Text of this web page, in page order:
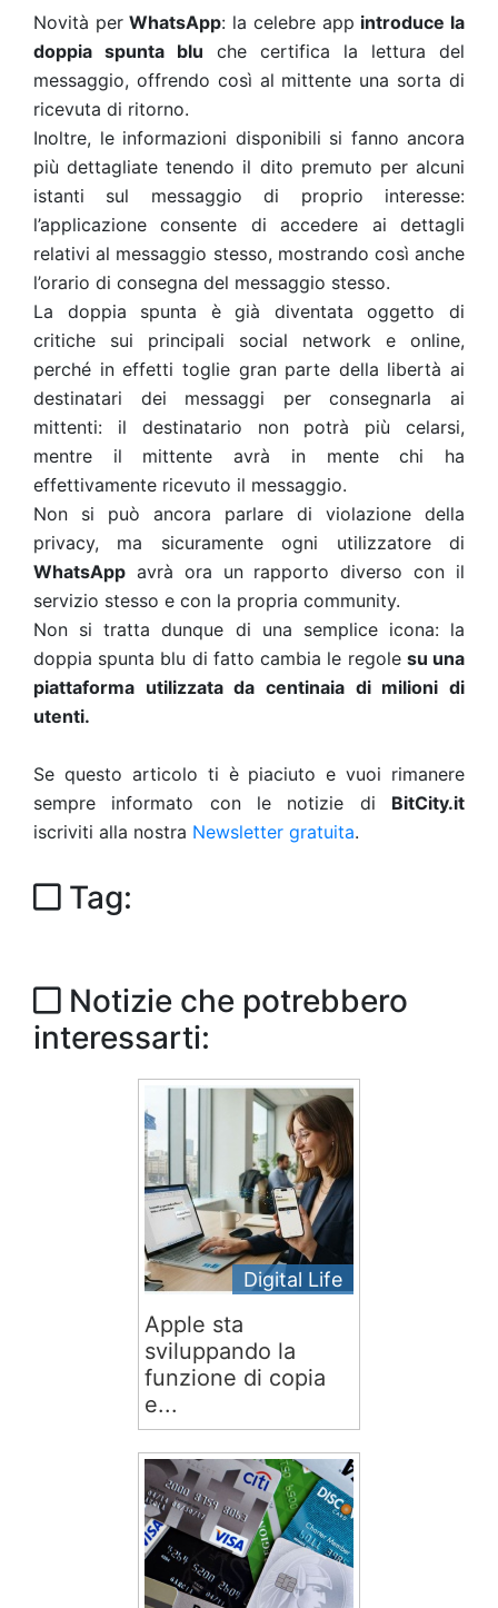
Novità perWhatsApp: la celebre app introduce la
doppia spunta blu che certifica la lettura del
messaggio, offrendo così al mittente una sorta di
ricevuta di ritorno.
Inoltre, le informazioni disponibili si fanno ancora
più dettagliate tenendo il dito premuto per alcuni
istanti sul messaggio di proprio interesse:
l’applicazione consente di accedere ai dettagli
relativi al messaggio stesso, mostrando così anche
l’orario di consegna del messaggio stesso.
La doppia spunta è già diventata oggetto di
critiche sui principali social network e online,
perché in effetti toglie gran parte della libertà ai
destinatari dei messaggi per consegnarla ai
mittenti: il destinatario non potrà più celarsi,
mentre il mittente avrà in mente chi ha
effettivamente ricevuto il messaggio.
Non si può ancora parlare di violazione della
privacy, ma sicuramente ogni utilizzatore di
WhatsApp avrà ora un rapporto diverso con il
servizio stesso e con la propria community.
Non si tratta dunque di una semplice icona: la
doppia spunta blu di fatto cambia le regole su una
piattaforma utilizzata da centinaia di milioni di
utenti.
Se questo articolo ti è piaciuto e vuoi rimanere
sempre informato con le notizie di BitCity.it
iscriviti alla nostra Newsletter gratuita.
Tag:
Notizie che potrebbero
interessarti:
Digital Life
Apple sta
sviluppando la
funzione di copia
e...